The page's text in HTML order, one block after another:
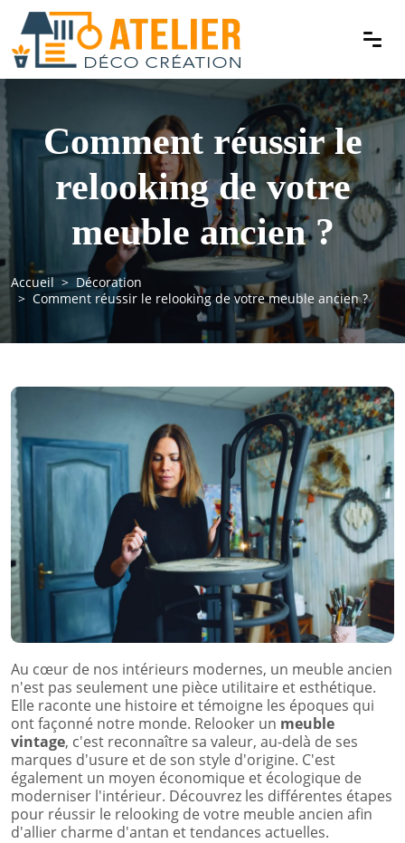
Comment réussir le
relooking de votre
meuble ancien ?
Accueil
Décoration
Comment réussir le relooking de votre meuble ancien ?
Au cœur de nos intérieurs modernes, un meuble ancien
n'est pas seulement une pièce utilitaire et esthétique.
Elle raconte une histoire et témoigne les époques qui
ont façonné notre monde. Relooker un meuble
vintage, c'est reconnaître sa valeur, au-delà de ses
marques d'usure et de son style d'origine. C'est
également un moyen économique et écologique de
moderniser l'intérieur. Découvrez les différentes étapes
pour réussir le relooking de votre meuble ancien afin
d'allier charme d'antan et tendances actuelles.